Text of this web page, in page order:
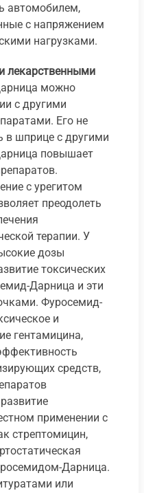
автомобилем,
с напряжением
нагрузками.
лекарственными
можно
с другими
Его не
в шприце с другими
повышает
с урегитом
преодолеть
терапии. У
дозы
токсических
Дарница и эти
Фуросемид-
и
гентамицина,
средств,
применении с
стрептомицин,
Дарница.
или